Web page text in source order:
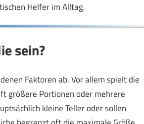
Helfer im Alltag.
sein?
Faktoren ab. Vor allem spielt die
größere Portionen oder mehrere
kleine Teller oder sollen